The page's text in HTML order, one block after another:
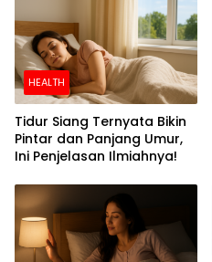
HEALTH
Tidur Siang Ternyata Bikin
Pintar dan Panjang Umur,
Ini Penjelasan Ilmiahnya!